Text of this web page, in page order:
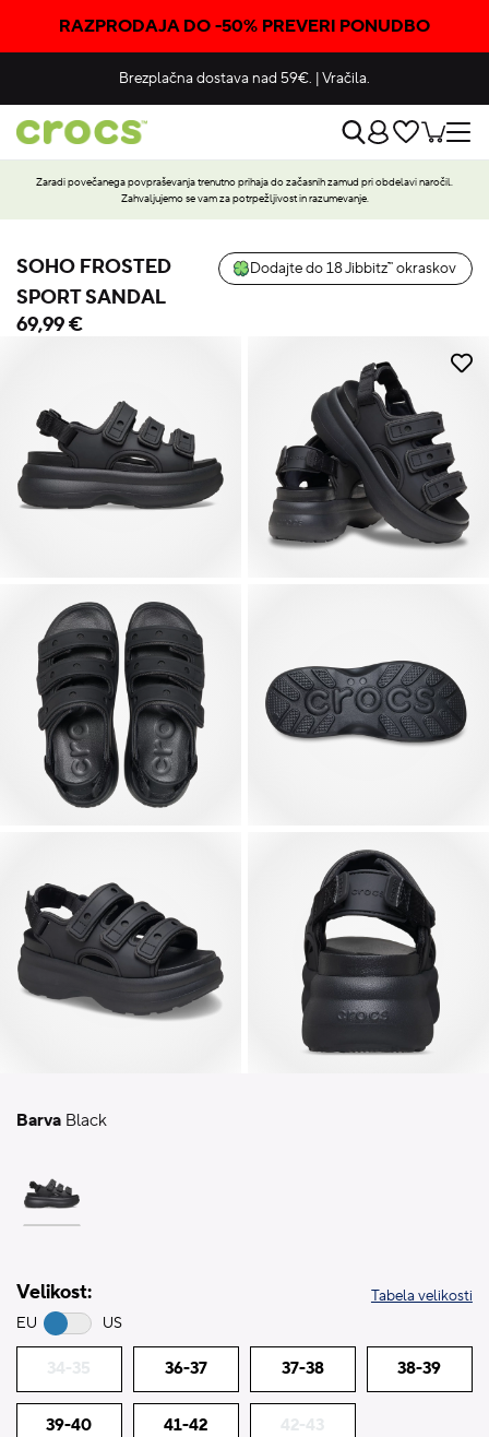
RAZPRODAJA DO -50% PREVERI PONUDBO
Brezplačna dostava nad 59€. |Vračila.
Zaradi povečanega povpraševanja trenutno prihaja do začasnih zamud pri obdelavi naročil.
Zahvaljujemo se vam za potrpežljivost in razumevanje.
SOHO FROSTED
SPORT SANDAL
Dodajte do 18 Jibbitz™ okraskov
69,99 €
Barva Black
Velikost:
EU US
Tabela velikosti
34-35 36-37 37-38 38-39
39-40 41-42 42-43